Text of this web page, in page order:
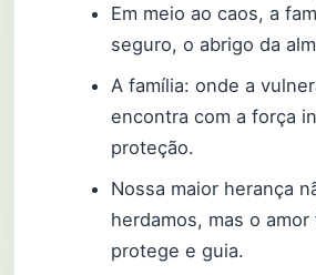
Em meio ao caos, a
seguro, o abrigo da
A família: onde a
encontra com a força
proteção.
Nossa maior herança
herdamos, mas o amor
protege e guia.